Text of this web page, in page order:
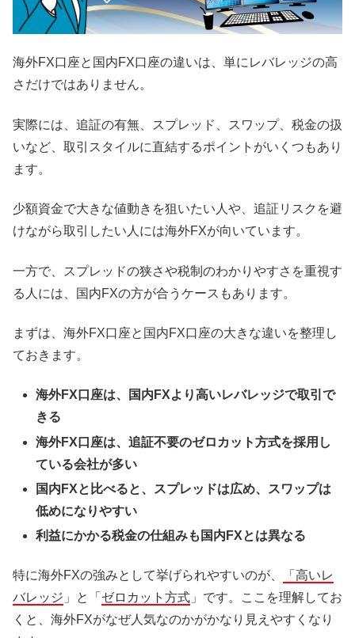
海外FX口座と国内FX口座の違いは、単にレバレッジの高
さだけではありません。
実際には、追証の有無、スプレッド、スワップ、税金の扱
いなど、取引スタイルに直結するポイントがいくつもあり
ます。
少額資金で大きな値動きを狙いたい人や、追証リスクを避
けながら取引したい人には海外FXが向いています。
一方で、スプレッドの狭さや税制のわかりやすさを重視す
る人には、国内FXの方が合うケースもあります。
まずは、海外FX口座と国内FX口座の大きな違いを整理し
ておきます。
海外FX口座は、国内FXより高いレバレッジで取引で
きる
海外FX口座は、追証不要のゼロカット方式を採用し
ている会社が多い
国内FXと比べると、スプレッドは広め、スワップは
低めになりやすい
利益にかかる税金の仕組みも国内FXとは異なる
特に海外FXの強みとして挙げられやすいのが、
「高いレ
バレッジ 」と「 ゼロカット方式 」です。ここを理解してお
くと、海外FXがなぜ人気なのかがかなり見えやすくなり